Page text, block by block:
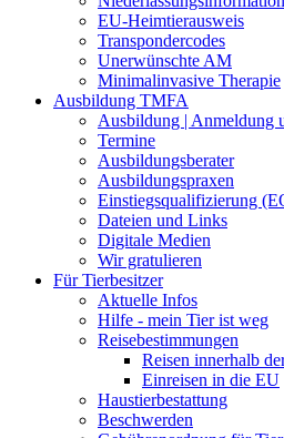
EU-Heimtierausweis
Transpondercodes
Unerwünschte AM
Minimalinvasive Therapie
Ausbildung TMFA
Ausbildung | Anmeldung
Termine
Ausbildungsberater
Ausbildungspraxen
Einstiegsqualifizierung
Dateien und Links
Digitale Medien
Wir gratulieren
Für Tierbesitzer
Aktuelle Infos
Hilfe - mein Tier ist weg
Reisebestimmungen
Reisen innerhalb
Einreisen in die EU
Haustierbestattung
Beschwerden